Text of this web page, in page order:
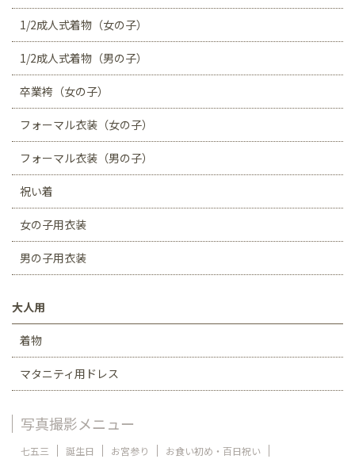
1/2成人式着物（女の子）
1/2成人式着物（男の子）
卒業袴（女の子）
フォーマル衣装（女の子）
フォーマル衣装（男の子）
祝い着
女の子用衣装
男の子用衣装
大人用
着物
マタニティ用ドレス
写真撮影メニュー
七五三 誕生日 お宮参り
お食い初め・百日祝い